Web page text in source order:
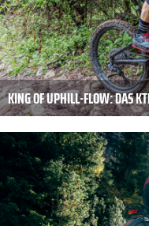
KING OF UPHILL-FLOW: DAS